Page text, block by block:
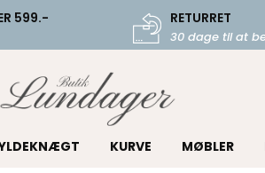
599.- RETURRET
30 dage til at
KURVE MØBLER